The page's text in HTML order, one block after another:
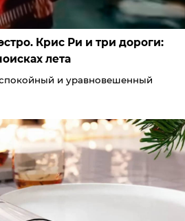
Крис Ри и три дороги:
лета
и уравновешенный